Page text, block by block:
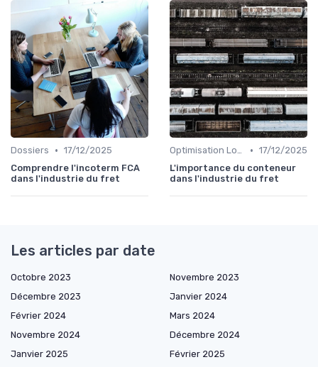
Dossiers • 17/12/2025
Comprendre l'incoterm FCA
dans l'industrie du fret
Optimisation Logistique • 17/12/2025
L'importance du conteneur
dans l'industrie du fret
Les articles par date
Octobre 2023
Novembre 2023
Décembre 2023
Janvier 2024
Février 2024
Mars 2024
Novembre 2024
Décembre 2024
Janvier 2025
Février 2025